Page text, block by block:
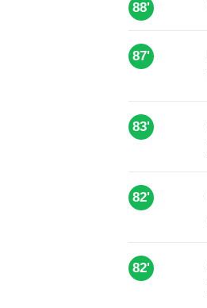
88'
87'
83'
82'
82'